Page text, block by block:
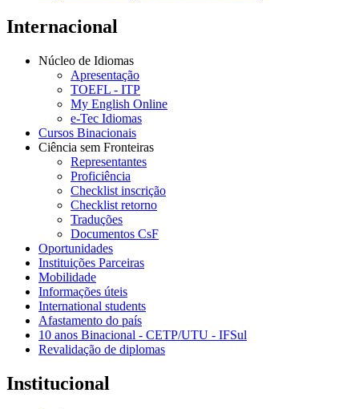
Internacional
Núcleo de Idiomas
Apresentação
TOEFL - ITP
My English Online
e-Tec Idiomas
Cursos Binacionais
Ciência sem Fronteiras
Representantes
Proficiência
Checklist inscrição
Checklist retorno
Traduções
Documentos CsF
Oportunidades
Instituições Parceiras
Mobilidade
Informações úteis
International students
Afastamento do país
10 anos Binacional - CETP/UTU - IFSul
Revalidação de diplomas
Institucional